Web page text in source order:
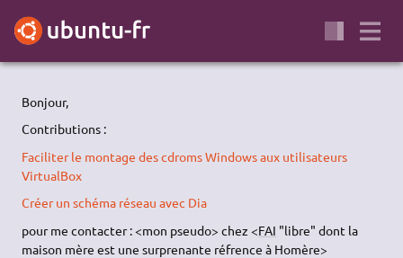
Bonjour,
Contributions :
Faciliter le montage des cdroms Windows aux utilisateurs
VirtualBox
Créer un schéma réseau avec Dia
pour me contacter : <mon pseudo> chez <FAI "libre" dont la
maison mère est une surprenante réfrence à Homère>